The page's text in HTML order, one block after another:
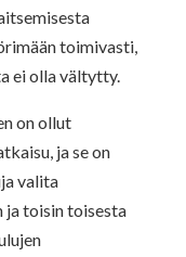
toimivasti,
ei olla vältytty.
on ollut
ja se on
valita
ja toisin toisesta